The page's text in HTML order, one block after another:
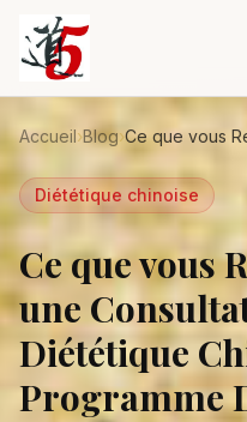
Aller au contenu principal
Accueil›Blog›
Diététique chinoise
Ce que vous
une
Diététique
Programme